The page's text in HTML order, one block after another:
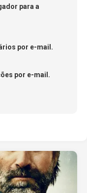
para a
por e-mail.
por e-mail.